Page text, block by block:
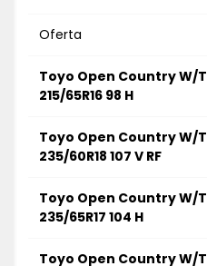
Oferta
Toyo Open Country W/T
215/65R16 98 H
Toyo Open Country W/T
235/60R18 107 V RF
Toyo Open Country W/T
235/65R17 104 H
Toyo Open Country W/T